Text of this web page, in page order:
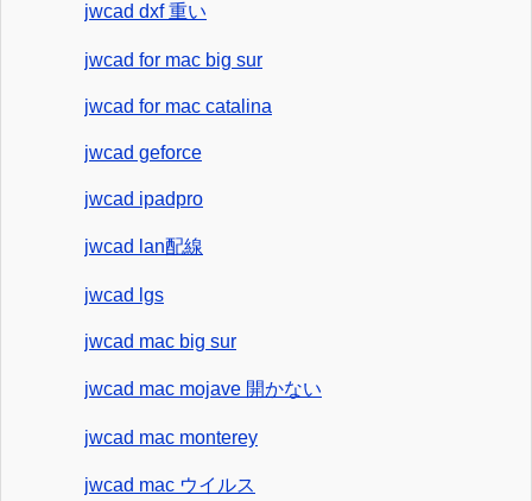
jwcad dxf 重い
jwcad for mac big sur
jwcad for mac catalina
jwcad geforce
jwcad ipadpro
jwcad lan配線
jwcad lgs
jwcad mac big sur
jwcad mac mojave 開かない
jwcad mac monterey
jwcad mac ウイルス